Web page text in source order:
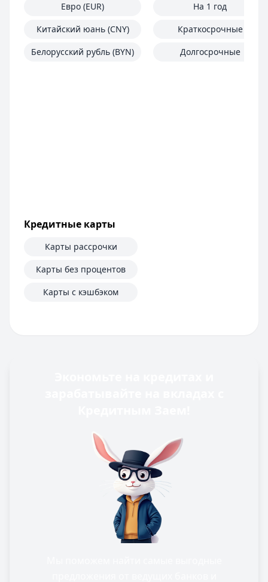
Евро (EUR)
Китайский юань (CNY)
Белорусский рубль (BYN)
На 1 год
Краткосрочные
Долгосрочные
Кредитные карты
Карты рассрочки
Карты без процентов
Карты с кэшбэком